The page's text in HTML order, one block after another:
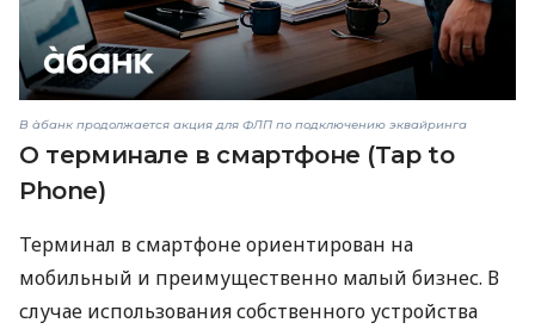
В àбанк продолжается акция для ФЛП по подключению эквайринга
О терминале в смартфоне (Tap to
Phone)
Терминал в смартфоне ориентирован на
мобильный и преимущественно малый бизнес. В
случае использования собственного устройства